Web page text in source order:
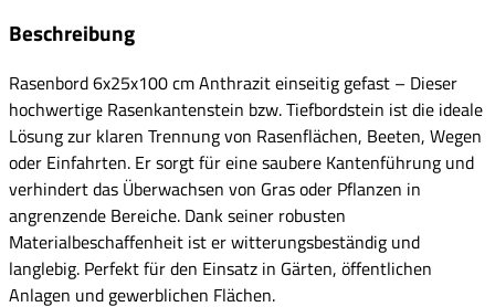
Beschreibung
Rasenbord 6x25x100 cm Anthrazit einseitig gefast – Dieser
hochwertige Rasenkantenstein bzw. Tiefbordstein ist die ideale
Lösung zur klaren Trennung von Rasenflächen, Beeten, Wegen
oder Einfahrten. Er sorgt für eine saubere Kantenführung und
verhindert das Überwachsen von Gras oder Pflanzen in
angrenzende Bereiche. Dank seiner robusten
Materialbeschaffenheit ist er witterungsbeständig und
langlebig. Perfekt für den Einsatz in Gärten, öffentlichen
Anlagen und gewerblichen Flächen.